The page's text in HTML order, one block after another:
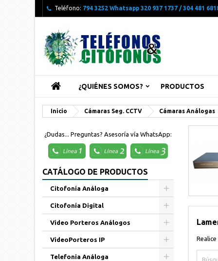
Teléfono: 794 3252 Whatsapp 320 937 1737 / 304 481
¿QUIÉNES SOMOS? PRODUCTOS
Inicio Cámaras Seg. CCTV Cámaras Análogas
¿Dudas... Preguntas? Asesoría vía WhatsApp:
CATÁLOGO DE PRODUCTOS
Citofonía Análoga
Citofonía Digital
Video Porteros Análogos
VideoPorteros IP
Telefonia Análoga